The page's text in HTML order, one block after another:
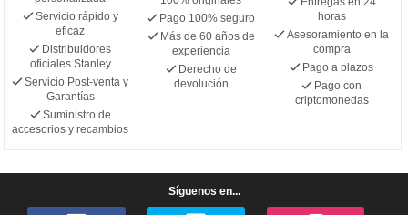
Servicio rápido y
eficaz
Distribuidores
oficiales Stanley
Servicio Post-venta y
Garantías
Suministro de
accesorios y recambios
Pago 100% seguro
Más de 60 años de
experiencia
Derecho de
devolución
horas
Asesoramiento en la
compra
Pago a plazos
Pago con
criptomonedas
Síguenos en...